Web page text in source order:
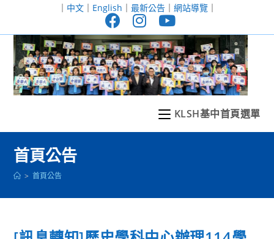
至
｜ 中文｜ English ｜ 最新公告｜ 網站導覽｜
KLSH基中首頁選單
首頁公告
> 首頁公告